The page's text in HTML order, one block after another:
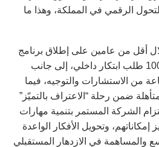
الرقمي في المملكة، وهذا ما
أقل من عامين على إطلاق برنامج
(IGO)، تم تقديم أكثر من 100 طلب ابتكار داخلي، إلى جانب
ما يزيد على 80 ساعة من الاستشارات والتوجيه، فيما
ضمن رحلة “الاعتراف بالتميّز”
الشركة المستمر بتنمية مهارات
وتحويل الأفكار الواعدة
والمساهمة في الازدهار المستقبلي